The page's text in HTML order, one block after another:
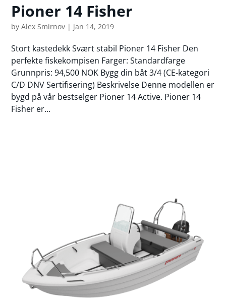
Pioner 14 Fisher
byAlex Smirnov | jan 14, 2019
Stort kastedekk Svært stabil Pioner 14 Fisher Den
perfekte fiskekompisen Farger: Standardfarge
Grunnpris: 94,500 NOK Bygg din båt 3/4 (CE-kategori
C/D DNV Sertifisering) Beskrivelse Denne modellen er
bygd på vår bestselger Pioner 14 Active. Pioner 14
Fisher er...